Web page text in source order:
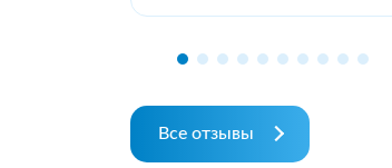
місяці жодного повідомлення
Все отзывы